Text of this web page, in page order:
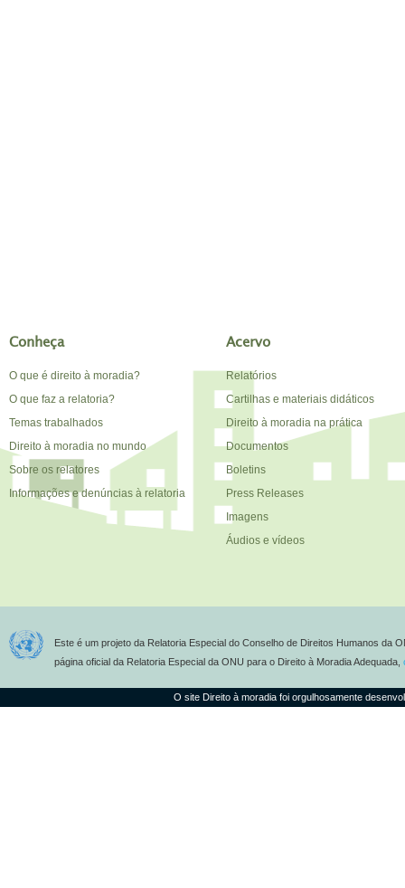
Conheça
O que é direito à moradia?
O que faz a relatoria?
Temas trabalhados
Direito à moradia no mundo
Sobre os relatores
Informações e denúncias à relatoria
Acervo
Relatórios
Cartilhas e materiais didáticos
Direito à moradia na prática
Documentos
Boletins
Press Releases
Imagens
Áudios e vídeos
Este é um projeto da Relatoria Especial do Conselho de Direitos Humanos da
página oficial da Relatoria Especial da ONU para o Direito à Moradia Adequada,
O site Direito à moradia foi orgulhosamente